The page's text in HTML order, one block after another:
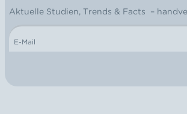
NEWSLETTER
Aktuelle Studien, Trends & Facts –
E-Mail